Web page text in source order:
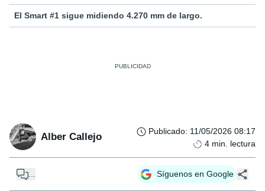
El Smart #1 sigue midiendo 4.270 mm de largo.
Alber Callejo Publicado: 11/05/2026 08:17
4 min. lectura
... Síguenos en Google